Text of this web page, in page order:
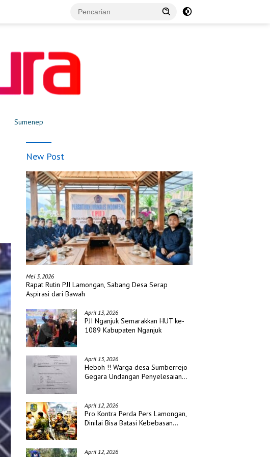
Sumenep
New Post
Mei 3, 2026
Rapat Rutin PJI Lamongan, Sabang Desa Serap
Aspirasi dari Bawah
April 13, 2026
PJI Nganjuk Semarakkan HUT ke-
1089 Kabupaten Nganjuk
April 13, 2026
Heboh !! Warga desa Sumberrejo
Gegara Undangan Penyelesaian
April 12, 2026
Pro Kontra Perda Pers Lamongan,
Dinilai Bisa Batasi Kebebasan
April 12, 2026